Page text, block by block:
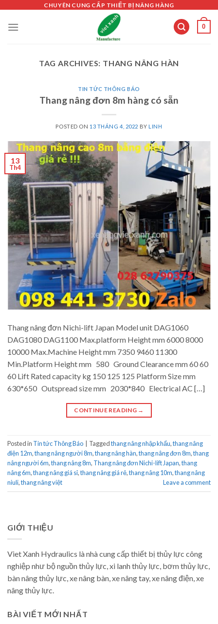
content
CHUYÊN CUNG CẤP THIẾT BỊ NÂNG HÀNG
0
TAG ARCHIVES: THANG NÂNG HÀN
TIN TỨC THÔNG BÁO
Thang nâng đơn 8m hàng có sẵn
POSTED ON 13 THÁNG 4, 2022 BYLINH
13
Th4
Thang nâng đơn Nichi-lift Japan Model unit DAG1060
DAG1080 DAG1100 Max.platform Height mm 6000 8000
10000 Max.Machine Height mm 7350 9460 11300
Min.Platform Height mm 580 Ground Clearance mm 60 60
60 Lift Rated capacity kg 150 125 125 Platform Size mm
630*650 Outspread size mm 2030*840 Electrical AC […]
CONTINUE READING →
Posted in Tin tức Thông Báo Taggedthang nâng nhập khẩu,thang nâng
điện 12m,thang nâng người 8m,thang nâng hàn,thang nâng đơn 8m,thang
nâng người 6m,thang nâng 8m, Thang nâng đơn Nichi-lift Japan,thang
nâng 6m,thang nâng giá sỉ,thang nâng giá rẻ,thang nâng 10m,thang nâng
niuli,thang nâng việt Leave a comment
GIỚI THIỆU
Viet Xanh Hydraulics là nhà cung cấp thiết bị thủy lực công
nghiệp như bộ nguồn thủy lực, xi lanh thủy lực, bơm thủy lực,
bàn nâng thủy lực, xe nâng bàn, xe nâng tay, xe nâng điện, xe
nâng thủy lực.
BÀI VIẾT MỚI NHẤT